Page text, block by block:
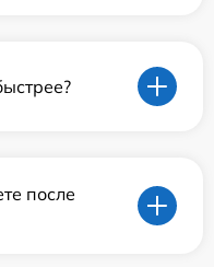
после